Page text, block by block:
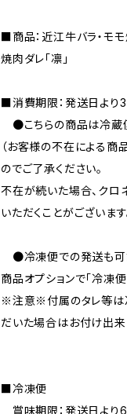
■商品：近江牛バラ・モ
焼肉ダレ「凛」
■消費期限：発送日より
●こちらの商品は冷蔵
（お客様の不在による
のでご了承ください。
不在が続いた場合、クロ
いただくことがございます。
●冷凍便での発送も可
商品オプションで「冷凍
※注意※付属のタレ等は
だいた場合はお付け出来
■冷凍便
賞味期限：発送日より